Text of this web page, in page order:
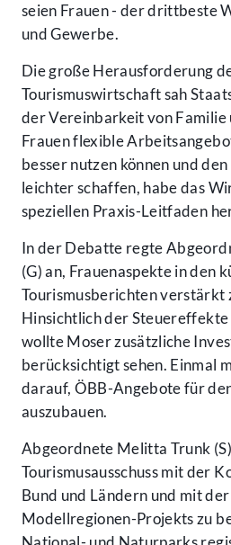
seien Frauen - der drittbeste
und Gewerbe.
Die große Herausforderung
Tourismuswirtschaft sah
der Vereinbarkeit von Familie
Frauen flexible
besser nutzen können und
leichter schaffen, habe das
speziellen Praxis-Leitfaden
In der Debatte regte
(G) an, Frauenaspekte in den
Tourismusberichten verstärkt
Hinsichtlich der Steuereffekte
wollte Moser zusätzliche
berücksichtigt sehen. Einmal
darauf, ÖBB-Angebote für
auszubauen.
Abgeordnete Melitta Trunk
Tourismusausschuss mit der
Bund und Ländern und mit
Modellregionen-Projekts zu